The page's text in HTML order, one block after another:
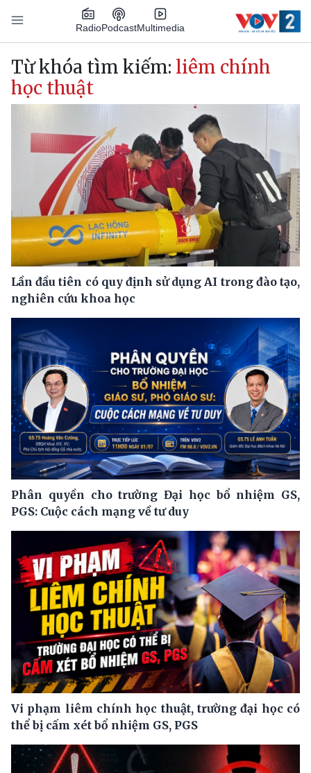
Nhảy đến nội dung
RadioPodcastMultimedia
Main navigation
Từ khóa tìm kiếm: liêm chính
học thuật
Lần đầu tiên có quy định sử dụng AI trong đào tạo,
nghiên cứu khoa học
Phân quyền cho trường Đại học bổ nhiệm GS,
PGS: Cuộc cách mạng về tư duy
Vi phạm liêm chính học thuật, trường đại học có
thể bị cấm xét bổ nhiệm GS, PGS